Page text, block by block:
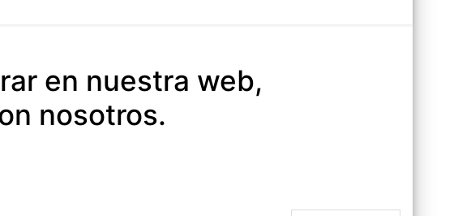
en nuestra web,
nosotros.